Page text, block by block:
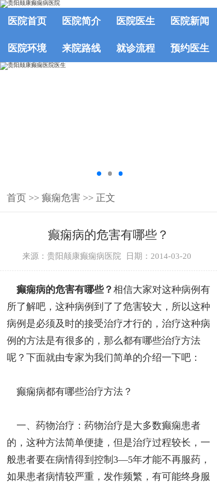
医院首页 医院简介 医院医生 医院新闻
医院环境 来院路线 就诊流程 预约医生
首页 >> 癫痫危害 >> 正文
癫痫病的危害有哪些？
来源：贵阳颠康癫痫病医院 日期：2014-03-20
癫痫病的危害有哪些？相信大家对这种病例有
所了解吧，这种病例到了了危害较大，所以这种
病例是必须及时的接受治疗才行的，治疗这种病
例的方法是有很多的，那么都有哪些治疗方法
呢？下面就由专家为我们简单的介绍一下吧：
癫痫病都有哪些治疗方法？
一、药物治疗：药物治疗是大多数癫痫患者
的，这种方法简单便捷，但是治疗过程较长，一
般患者要在病情得到控制3—5年才能不再服药，
如果患者病情较严重，发作频繁，有可能终身服